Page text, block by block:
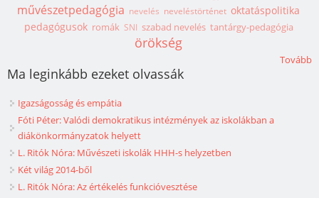
művészetpedagógia nevelés neveléstörténet oktatáspolitika
pedagógusok romák SNI szabad nevelés tantárgy-pedagógia
örökség
Tovább
Ma leginkább ezeket olvassák
Igazságosság és empátia
Fóti Péter: Valódi demokratikus intézmények az iskolákban a
diákönkormányzatok helyett
L. Ritók Nóra: Művészeti iskolák HHH-s helyzetben
Két világ 2014-ből
L. Ritók Nóra: Az értékelés funkcióvesztése